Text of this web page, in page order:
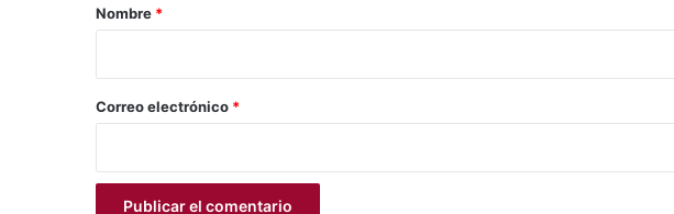
r
*
Nombre *
Correo electrónico *